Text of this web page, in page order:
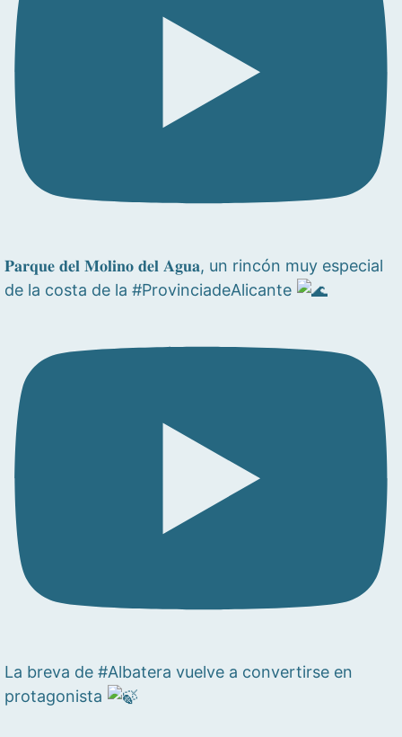
𝐏𝐚𝐫𝐪𝐮𝐞 𝐝𝐞𝐥 𝐌𝐨𝐥𝐢𝐧𝐨 𝐝𝐞𝐥 𝐀𝐠𝐮𝐚, un rincón muy especial
de la costa de la #ProvinciadeAlicante
La breva de #Albatera vuelve a convertirse en
protagonista